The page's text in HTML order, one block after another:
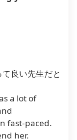
良い先生だと
a lot of
fast-paced.
her.